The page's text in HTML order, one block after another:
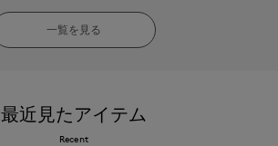
一覧を見る
最近見たアイテム
Recent